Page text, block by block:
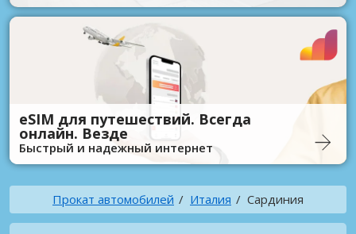
eSIM для путешествий. Всегда
онлайн. Везде
Быстрый и надежный интернет
Прокат автомобилей Италия Сардиния